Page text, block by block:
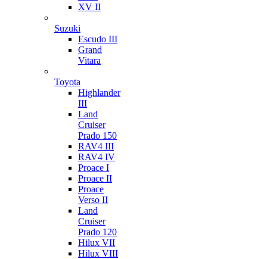
XV II
Suzuki
Escudo III
Grand
Vitara
Toyota
Highlander
III
Land
Cruiser
Prado 150
RAV4 III
RAV4 IV
Proace I
Proace II
Proace
Verso II
Land
Cruiser
Prado 120
Hilux VII
Hilux VIII